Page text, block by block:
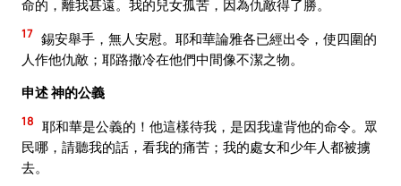
命的，離我甚遠。我的兒女孤苦，因為仇敵得了勝。
17 錫安舉手，無人安慰。耶和華論雅各已經出令，使四圍的
人作他仇敵；耶路撒冷在他們中間像不潔之物。
申述 神的公義
18 耶和華是公義的！他這樣待我，是因我違背他的命令。眾
民哪，請聽我的話，看我的痛苦；我的處女和少年人都被擄
去。